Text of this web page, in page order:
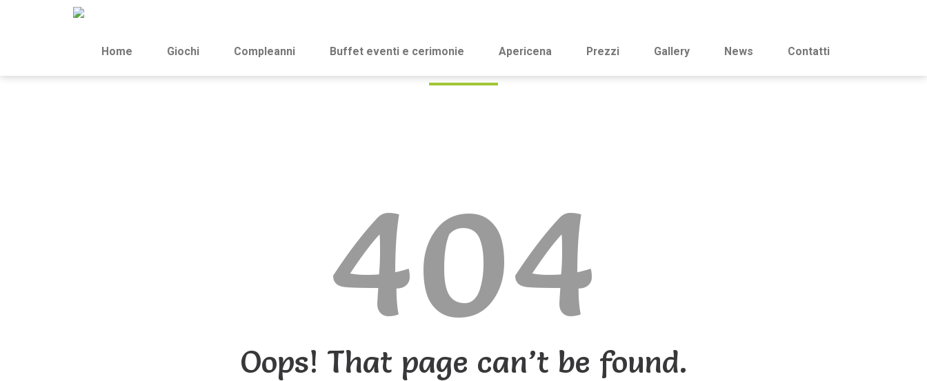
Home Giochi Compleanni Buffet eventi e cerimonie Apericena Prezzi Gallery News Contatti
404
Oops! That page can’t be found.